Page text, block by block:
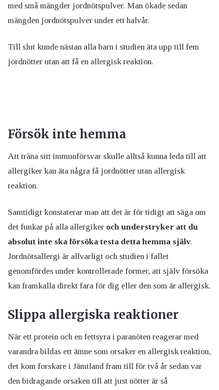
med små mängder jordnötspulver. Man ökade sedan
mängden jordnötspulver under ett halvår.
Till slut kunde nästan alla barn i studien äta upp till fem
jordnötter utan att få en allergisk reaktion.
Försök inte hemma
Att träna sitt immunförsvar skulle alltså kunna leda till att
allergiker kan äta några få jordnötter utan allergisk
reaktion.
Samtidigt konstaterar man att det är för tidigt att säga om
det funkar på alla allergiker och understryker att du
absolut inte ska försöka testa detta hemma själv.
Jordnötsallergi är allvarligt och studien i fallet
genomfördes under kontrollerade former, att själv försöka
kan framkalla direkt fara för dig eller den som är allergisk.
Slippa allergiska reaktioner
När ett protein och en fettsyra i paranöten reagerar med
varandra bildas ett ämne som orsaker en allergisk reaktion,
det kom forskare i Jämtland fram till för två år sedan var
den bidragande orsaken till att just nötter är så